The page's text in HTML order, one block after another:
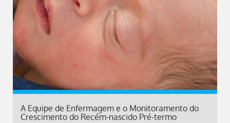
A Equipe de Enfermagem e o Monitoramento do
Crescimento do Recém-nascido Pré-termo